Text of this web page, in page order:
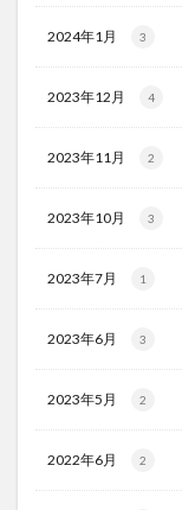
2024年1月 3
2023年12月 4
2023年11月 2
2023年10月 3
2023年7月 1
2023年6月 3
2023年5月 2
2022年6月 2